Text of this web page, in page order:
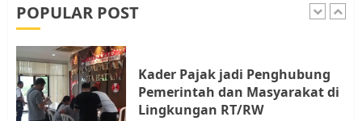
POPULAR POST
1
Kader Pajak jadi Penghubung
Pemerintah dan Masyarakat di
Lingkungan RT/RW